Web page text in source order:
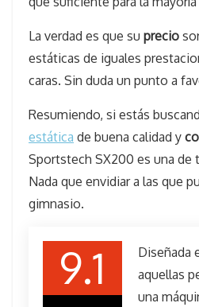
La verdad es que su precio
estáticas de iguales
caras. Sin duda un punto a
Resumiendo, si estás
estática de buena calidad y
Sportstech SX200 es una de
Nada que envidiar a las que
gimnasio.
9.1
Diseñada
aquellas
una